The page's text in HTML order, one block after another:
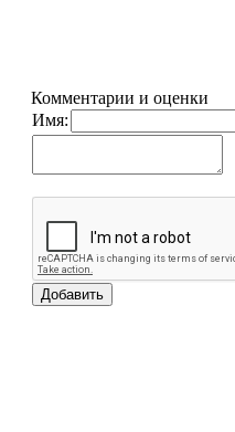
Комментарии и оценки
Имя: